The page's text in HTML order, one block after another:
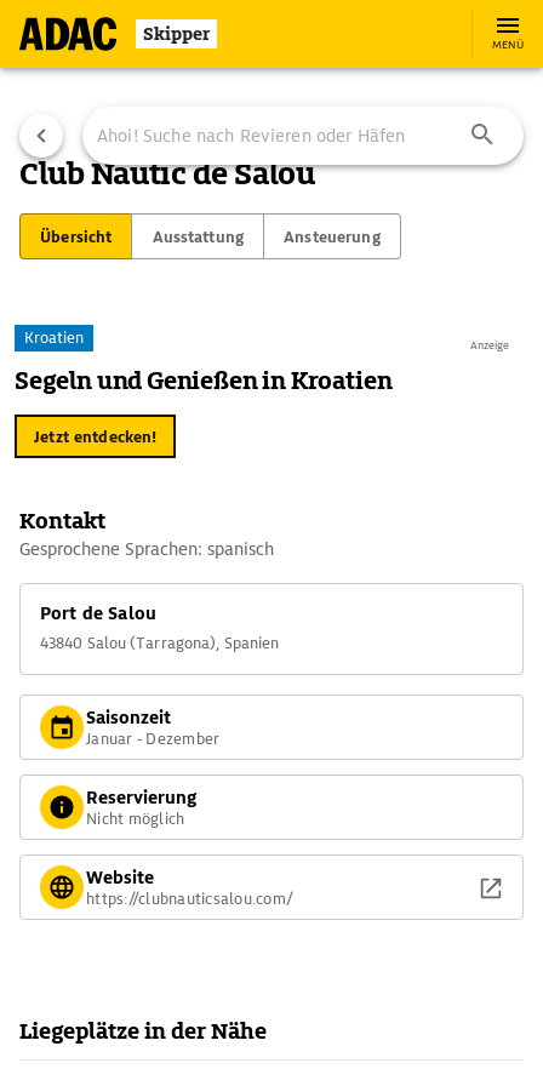
Skipper MENÜ
Club Náutic de Salou
Übersicht Ausstattung Ansteuerung
Anzeige
Kroatien
Segeln und Genießen in Kroatien
Jetzt entdecken!
Kontakt
Gesprochene Sprachen: spanisch
Port de Salou
43840 Salou (Tarragona), Spanien
Saisonzeit
Januar - Dezember
Reservierung
Nicht möglich
Website
https://clubnauticsalou.com/
Liegeplätze in der Nähe